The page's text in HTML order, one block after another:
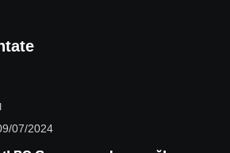
07/2024